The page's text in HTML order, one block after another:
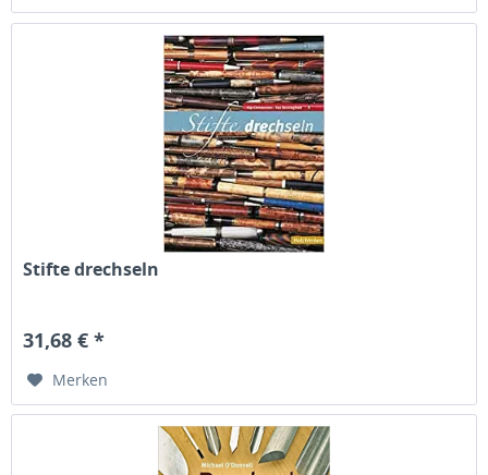
Stifte drechseln
31,68 € *
Merken